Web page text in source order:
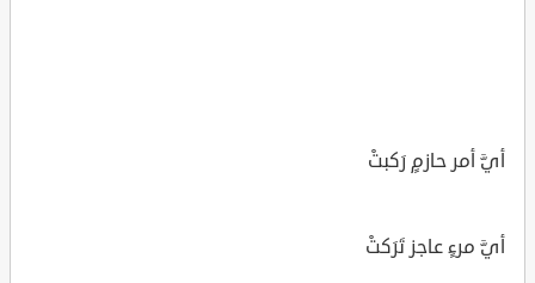
أيَّ أمر حازمٍ رَكبتْ
أيَّ مرءٍ عاجز تَرَكتْ